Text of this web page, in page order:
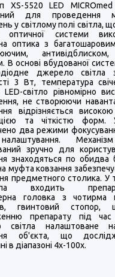
XS-5520 LED MICROmed
для проведення
у світлому полі світла,
оптичної системи
оптика з
антивідблиском,
В основі вбудованої
джерело світла
3 Вт, температура
світло рівномірно
не створюючи
відрізняється
та чіткістю форм.
два режими
зручно для
знаходяться по обидва
муфта ковзання
предметного столика. У
входить
головка з чотирма
гвинтовий стопор,
препарату під час
світла налаштоване
об'єкта, що
в діапазоні 4х-100х.